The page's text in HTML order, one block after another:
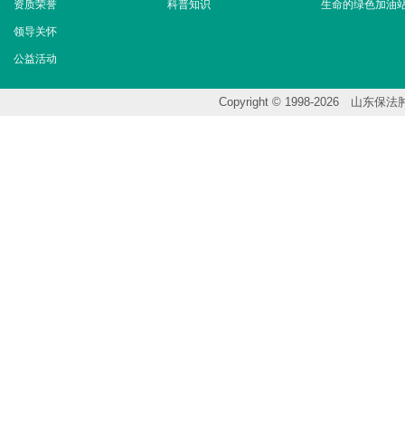
资质荣誉
领导关怀
公益活动
科普知识 生命的绿色加油
Copyright © 1998-2026 山东保法